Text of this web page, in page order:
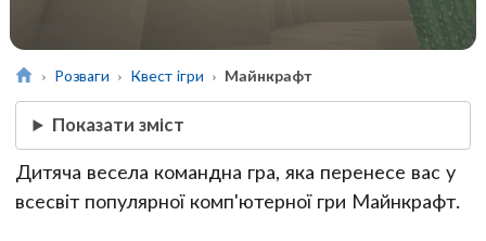
Розваги Квест ігри Майнкрафт
Показати зміст
Дитяча весела командна гра, яка перенесе вас у
всесвіт популярної комп'ютерної гри Майнкрафт.